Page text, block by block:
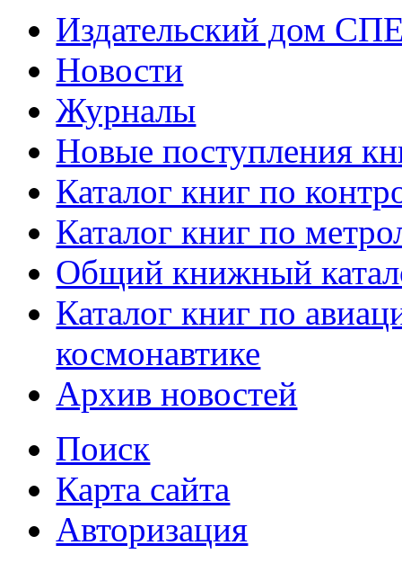
Издательский дом
Новости
Журналы
Новые поступления
Каталог книг по
Каталог книг по
Общий книжный
Каталог книг по
космонавтике
Архив новостей
Поиск
Карта сайта
Авторизация